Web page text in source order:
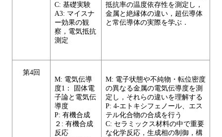
C: 基礎実験
A3: マイスナ
ー効果の観
察，電気抵抗
測定
抵抗率の温度依存性を測定し，
金属と絶縁体の違い，超伝導体
と常伝導体の実際を学ぶ．
第4回
M: 電気伝導
度1： 固体電
子論と電気伝
導度
P: 有機合成
２: 有機合成
反応
M: 電子状態や不純物・転位密度
の異なる金属の電気伝導度を測
定し，それらの違いを理解する
P: 4-エトキシフェノール、エス
テル化合物の合成を行う
C: セラミックス材料の中で重要
な化学反応，生成相の制御，構